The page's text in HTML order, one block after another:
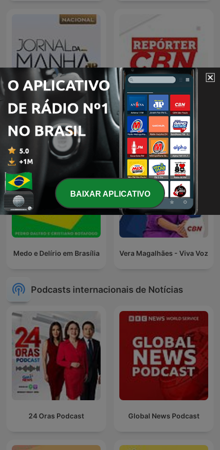
Jornal da Manhã Repórter CBN
Medo e Delírio em Brasília Vera Magalhães - Viva Voz
Podcasts internacionais de Notícias
24 Oras Podcast Global News Podcast
BAIXAR APLICATIVO